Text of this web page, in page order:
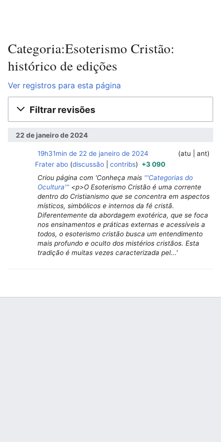
Categoria:Esoterismo Cristão:
histórico de edições
Ver registros para esta página
Filtrar revisões
22 de janeiro de 2024
atu ant
19h31min de 22 de janeiro de 2024
Frater abo discussão contribs
+3 090
Criou página com 'Conheça mais '''Categorias do
Ocultura''' <p>O Esoterismo Cristão é uma corrente
dentro do Cristianismo que se concentra em aspectos
místicos, simbólicos e internos da fé cristã.
Diferentemente da abordagem exotérica, que se foca
nos ensinamentos e práticas externas e acessíveis a
todos, o esoterismo cristão busca um entendimento
mais profundo e oculto dos mistérios cristãos. Esta
tradição é muitas vezes caracterizada pel...'